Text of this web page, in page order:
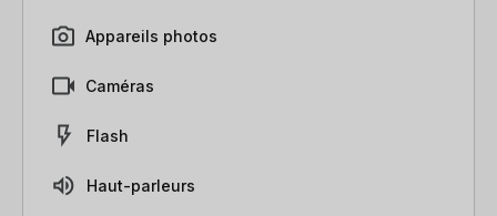
Appareils photos
Caméras
Flash
Haut-parleurs